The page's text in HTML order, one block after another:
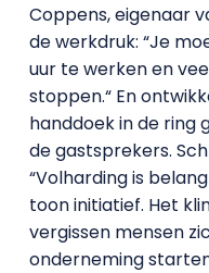
Coppens, eigenaar
de werkdruk: “Je
uur te werken en
stoppen.“ En
handdoek in de ring
de gastsprekers.
“Volharding is
toon initiatief. Het
vergissen mensen
onderneming